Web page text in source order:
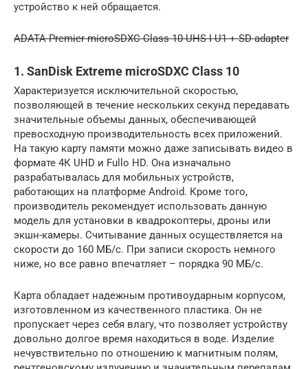
устройство к ней обращается.
ADATA Premier microSDXC Class 10 UHS-I U1 + SD adapter
1. SanDisk Extreme microSDXC Class 10
Характеризуется исключительной скоростью,
позволяющей в течение нескольких секунд передавать
значительные объемы данных, обеспечивающей
превосходную производительность всех приложений.
На такую карту памяти можно даже записывать видео в
формате 4К UHD и Fullo HD. Она изначально
разрабатывалась для мобильных устройств,
работающих на платформе Android. Кроме того,
производитель рекомендует использовать данную
модель для установки в квадрокоптеры, дроны или
экшн-камеры. Считывание данных осуществляется на
скорости до 160 МБ/с. При записи скорость немного
ниже, но все равно впечатляет – порядка 90 МБ/с.
Карта обладает надежным противоударным корпусом,
изготовленном из качественного пластика. Он не
пропускает через себя влагу, что позволяет устройству
довольно долгое время находиться в воде. Изделие
нечувствительно по отношению к магнитным полям,